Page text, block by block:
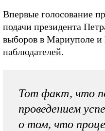
Впервые голосование
подачи президента
выборов в Мариуполе
наблюдателей.
Тот факт, что
проведением
о том, что